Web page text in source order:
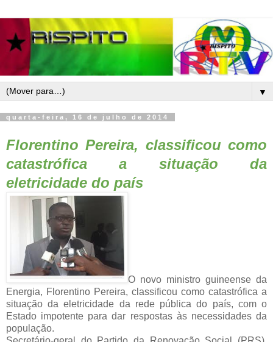
▼
quarta-feira, 16 de julho de 2014
Florentino Pereira, classificou como
catastrófica a situação da
eletricidade do país
O novo ministro guineense da
Energia, Florentino Pereira, classificou como catastrófica a
situação da eletricidade da rede pública do país, com o
Estado impotente para dar respostas às necessidades da
população.